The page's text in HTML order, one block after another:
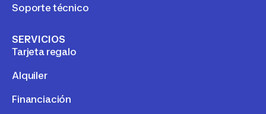
Soporte técnico
SERVICIOS
Tarjeta regalo
Alquiler
Financiación